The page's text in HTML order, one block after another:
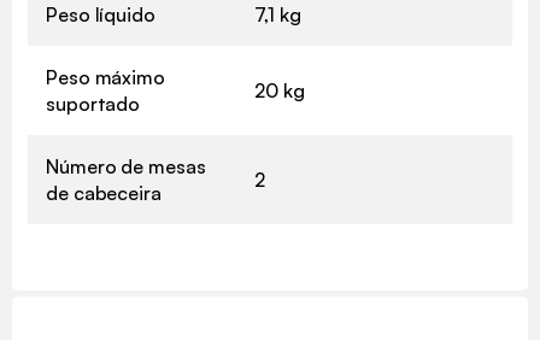
Peso líquido 7,1 kg
Peso máximo
suportado
20 kg
Número de mesas
de cabeceira
2